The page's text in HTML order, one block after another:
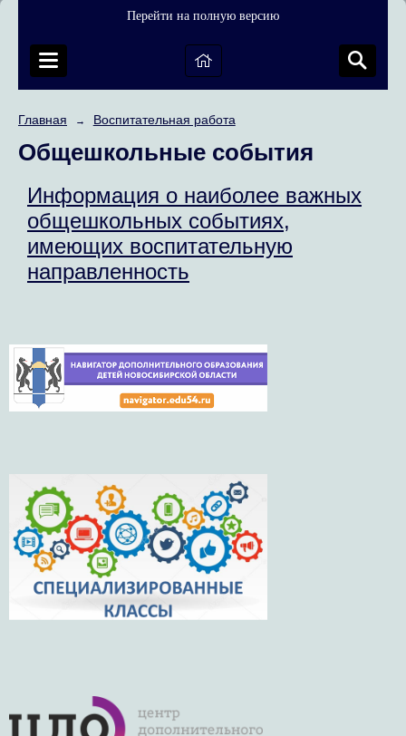
Перейти на полную версию
Главная → Воспитательная работа
Общешкольные события
Информация о наиболее важных
общешкольных событиях,
имеющих воспитательную
направленность